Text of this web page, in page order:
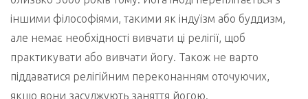
іншими філософіями, такими як індуїзм або буддизм,
але немає необхідності вивчати ці релігії, щоб
практикувати або вивчати йогу. Також не варто
піддаватися релігійним переконанням оточуючих,
якщо вони засуджують заняття йогою.